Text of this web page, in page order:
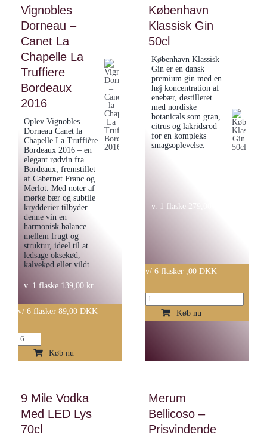
Malvasia-
Sauvignon
Blanc
Salento
IGP
antal
Vignobles
Dorneau –
Canet La
Chapelle La
Truffiere
Bordeaux
2016
Oplev Vignobles
Dorneau Canet la
Chapelle La Truffière
Bordeaux 2016 – en
elegant rødvin fra
Bordeaux, fremstillet
af Cabernet Franc og
Merlot. Med noter af
mørke bær og subtile
krydderier tilbyder
denne vin en
harmonisk balance
mellem frugt og
struktur, ideel til at
ledsage oksekød,
kalvekød eller vildt.
v. 1 flaske 139,00 kr.
v/ 6 flasker 89,00 DKK
Vignobles
Dorneau
la
Chapelle
La
Køb nu
København
Klassisk Gin
50cl
København Klassisk
Gin er en dansk
premium gin med en
høj koncentration af
enebær, destilleret
med nordiske
botanicals som gran,
citrus og lakridsrod
for en kompleks
smagsoplevelse.
v. 1 flaske 279,00
v/ 6 flasker ,00 DKK
København
Klassisk
Køb nu
9 Mile Vodka
Med LED Lys
70cl
Merum
Bellicoso –
Prisvindende